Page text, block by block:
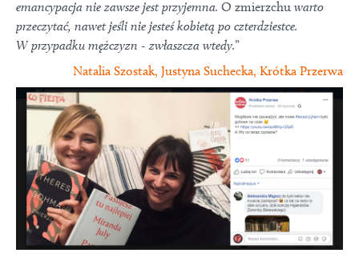
emancypacja nie zawsze jest przyjemna. O zmierzchu warto
przeczytać, nawet jeśli nie jesteś kobietą po czterdziestce.
W przypadku mężczyzn - zwłaszcza wtedy.”
Natalia Szostak, Justyna Suchecka, Krótka Przerwa